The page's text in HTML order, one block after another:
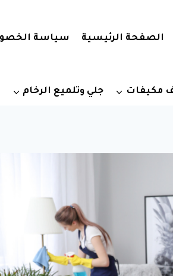
الصفحة الرئيسية سياسة
مكيفات جلي وتلميع الرخام